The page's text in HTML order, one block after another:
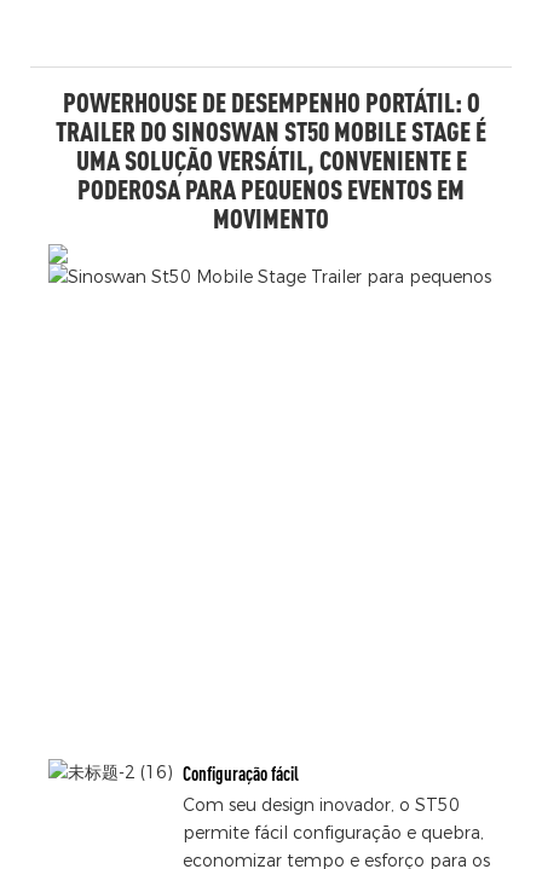
POWERHOUSE DE DESEMPENHO PORTÁTIL: O
TRAILER DO SINOSWAN ST50 MOBILE STAGE É
UMA SOLUÇÃO VERSÁTIL, CONVENIENTE E
PODEROSA PARA PEQUENOS EVENTOS EM
MOVIMENTO
Configuração fácil
Com seu design inovador, o ST50
permite fácil configuração e quebra,
economizar tempo e esforço para os